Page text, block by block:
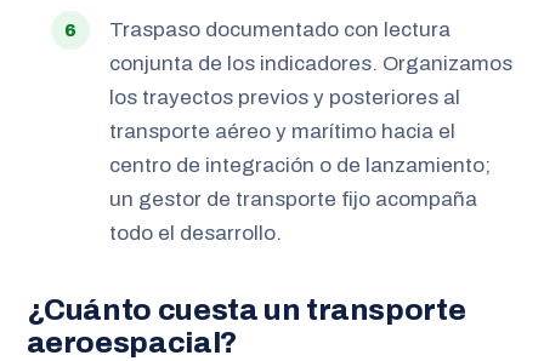
Traspaso documentado con lectura
conjunta de los indicadores. Organizamos
los trayectos previos y posteriores al
transporte aéreo y marítimo hacia el
centro de integración o de lanzamiento;
un gestor de transporte fijo acompaña
todo el desarrollo.
¿Cuánto cuesta un transporte
aeroespacial?